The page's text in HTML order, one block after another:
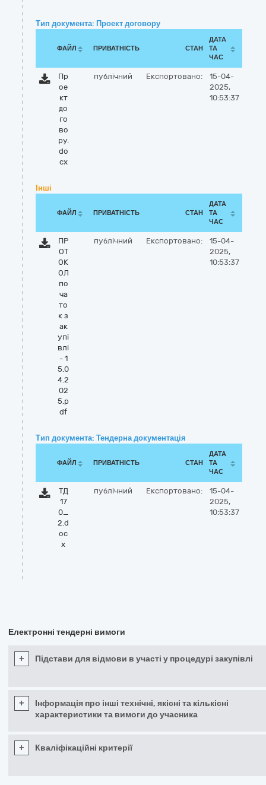
Тип документа: Проект договору
ФАЙЛ ПРИВАТНІСТЬ СТАН
ДАТА
ТА
ЧАС
Пр
ое
кт
до
го
во
ру.
do
cx
публічний Експортовано:
15-04-
2025,
10:53:37
Інші
ФАЙЛ ПРИВАТНІСТЬ СТАН
ДАТА
ТА
ЧАС
ПР
ОТ
ОК
ОЛ
по
ча
то
к з
ак
упі
влі
- 1
5.0
4.2
02
5.p
df
публічний Експортовано:
15-04-
2025,
10:53:37
Тип документа: Тендерна документація
ФАЙЛ ПРИВАТНІСТЬ СТАН
ДАТА
ТА
ЧАС
ТД
17
0_
2.d
oc
x
публічний Експортовано:
15-04-
2025,
10:53:37
Електронні тендерні вимоги
+ Підстави для відмови в участі у процедурі закупівлі
+
Інформація про інші технічні, якісні та кількісні
характеристики та вимоги до учасника
+ Кваліфікаційні критерії